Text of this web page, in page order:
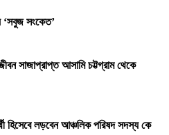
‘সবুজ সংকেত’
সাজাপ্রাপ্ত আসামি চট্টগ্রাম থেকে
হিসেবে লড়বেন আঞ্চলিক পরিষদ সদস্য কে